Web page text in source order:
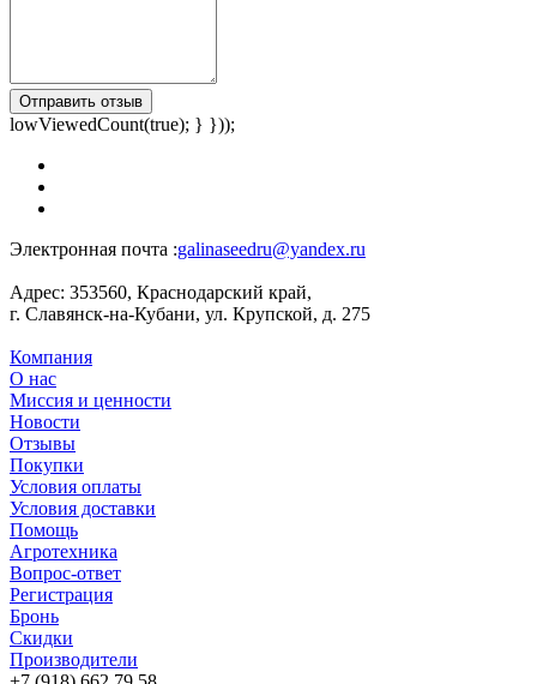
Отправить отзыв
lowViewedCount(true); } }));
Электронная почта :galinaseedru@yandex.ru
Адрес: 353560, Краснодарский край,
г. Славянск-на-Кубани, ул. Крупской, д. 275
Компания
О нас
Миссия и ценности
Новости
Отзывы
Покупки
Условия оплаты
Условия доставки
Помощь
Агротехника
Вопрос-ответ
Регистрация
Бронь
Скидки
Производители